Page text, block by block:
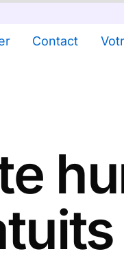
Contact